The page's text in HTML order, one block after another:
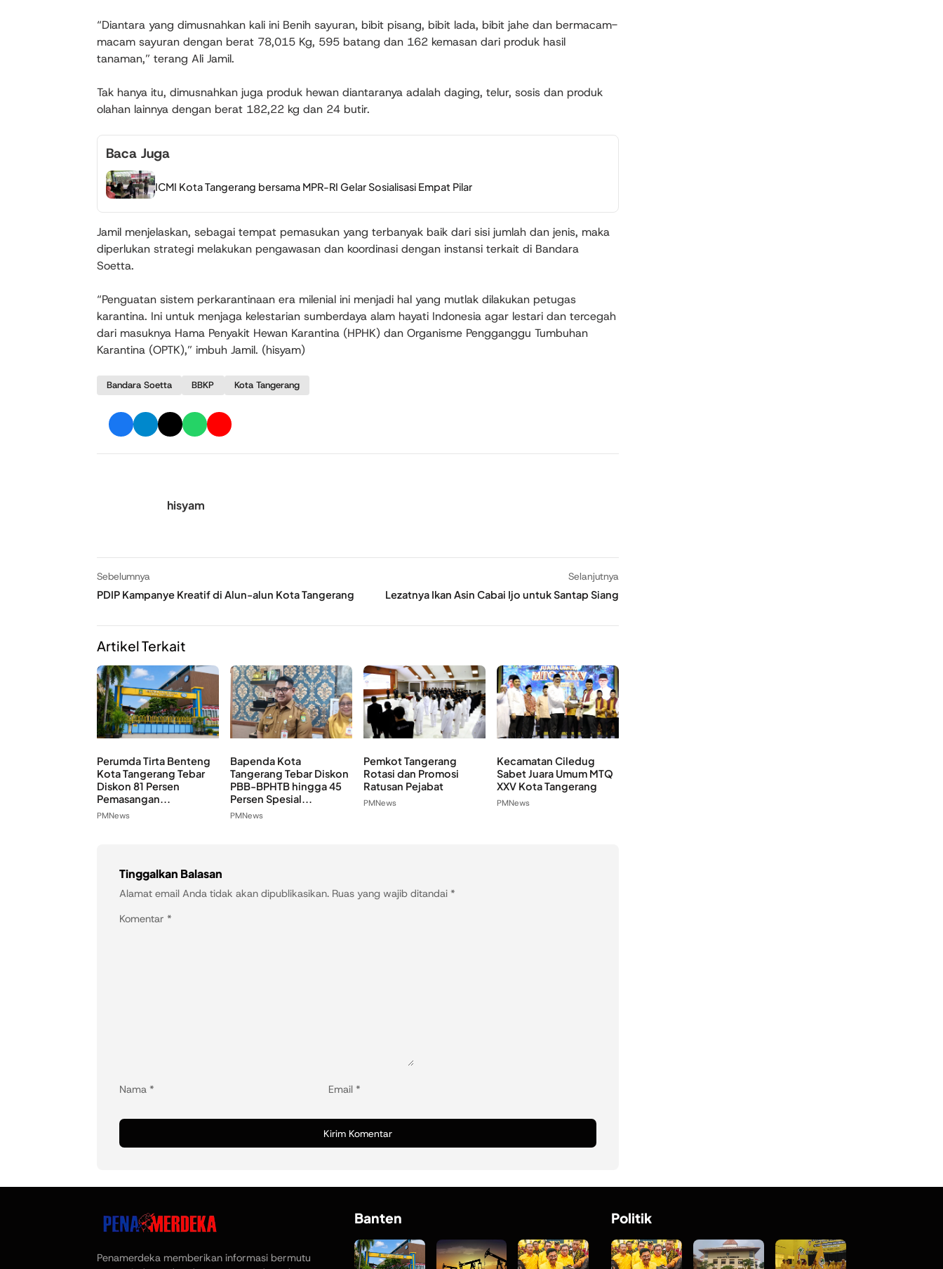
“Diantara yang dimusnahkan kali ini Benih sayuran, bibit pisang, bibit lada, bibit jahe dan bermacam-
macam sayuran dengan berat 78,015 Kg, 595 batang dan 162 kemasan dari produk hasil
tanaman,” terang Ali Jamil.
Tak hanya itu, dimusnahkan juga produk hewan diantaranya adalah daging, telur, sosis dan produk
olahan lainnya dengan berat 182,22 kg dan 24 butir.
Baca Juga
ICMI Kota Tangerang bersama MPR-RI Gelar Sosialisasi Empat Pilar
Jamil menjelaskan, sebagai tempat pemasukan yang terbanyak baik dari sisi jumlah dan jenis, maka
diperlukan strategi melakukan pengawasan dan koordinasi dengan instansi terkait di Bandara
Soetta.
“Penguatan sistem perkarantinaan era milenial ini menjadi hal yang mutlak dilakukan petugas
karantina. Ini untuk menjaga kelestarian sumberdaya alam hayati Indonesia agar lestari dan tercegah
dari masuknya Hama Penyakit Hewan Karantina (HPHK) dan Organisme Pengganggu Tumbuhan
Karantina (OPTK),” imbuh Jamil. (hisyam)
Bandara Soetta BBKP Kota Tangerang
hisyam
Sebelumnya
PDIP Kampanye Kreatif di Alun-alun Kota Tangerang
Selanjutnya
Lezatnya Ikan Asin Cabai Ijo untuk Santap Siang
Artikel Terkait
Perumda Tirta Benteng
Kota Tangerang Tebar
Diskon 81 Persen
Pemasangan...
PMNews
Bapenda Kota
Tangerang Tebar Diskon
PBB-BPHTB hingga 45
Persen Spesial...
PMNews
Pemkot Tangerang
Rotasi dan Promosi
Ratusan Pejabat
PMNews
Kecamatan Ciledug
Sabet Juara Umum MTQ
XXV Kota Tangerang
PMNews
Tinggalkan Balasan
Alamat email Anda tidak akan dipublikasikan. Ruas yang wajib ditandai *
Komentar *
Nama * Email *
Penamerdeka memberikan informasi bermutu
Banten Politik